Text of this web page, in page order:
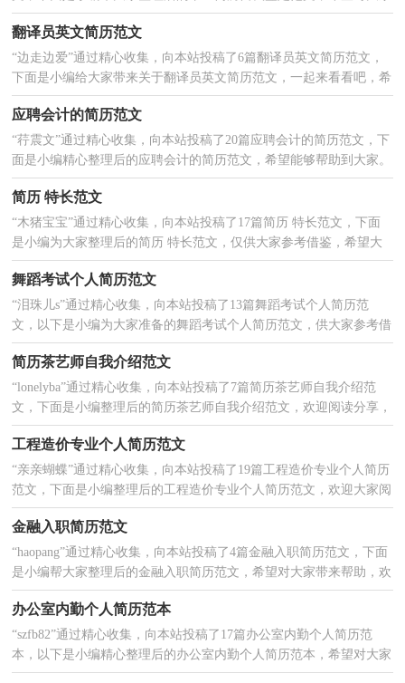
的学习与工作有所帮助。篇1：警校毕业简历自我鉴定...
翻译员英文简历范文
2025-01-30
“边走边爱”通过精心收集，向本站投稿了6篇翻译员英文简历范文，
下面是小编给大家带来关于翻译员英文简历范文，一起来看看吧，希
望对您有所帮助。篇1：翻译员英文简历 翻译员英文简...
应聘会计的简历范文
2025-01-29
“荇震文”通过精心收集，向本站投稿了20篇应聘会计的简历范文，下
面是小编精心整理后的应聘会计的简历范文，希望能够帮助到大家。
篇1：会计简历应聘 yjbys女，37岁学历：大专期望工资：3...
简历 特长范文
2025-01-28
“木猪宝宝”通过精心收集，向本站投稿了17篇简历 特长范文，下面
是小编为大家整理后的简历 特长范文，仅供大家参考借鉴，希望大
家喜欢，并能积极分享!篇1：简历如何写特长 如果是求职...
舞蹈考试个人简历范文
2025-01-28
“泪珠儿s”通过精心收集，向本站投稿了13篇舞蹈考试个人简历范
文，以下是小编为大家准备的舞蹈考试个人简历范文，供大家参考借
鉴，希望可以帮助到有需要的朋友。篇1：舞蹈个人简历 x...
简历茶艺师自我介绍范文
2025-01-28
“lonelyba”通过精心收集，向本站投稿了7篇简历茶艺师自我介绍范
文，下面是小编整理后的简历茶艺师自我介绍范文，欢迎阅读分享，
希望对大家有所帮助。篇1：茶艺师自我介绍 茶艺师自...
工程造价专业个人简历范文
2025-01-28
“亲亲蝴蝶”通过精心收集，向本站投稿了19篇工程造价专业个人简历
范文，下面是小编整理后的工程造价专业个人简历范文，欢迎大家阅
读分享借鉴，欢迎大家分享。篇1：工程造价专业个人...
金融入职简历范文
2025-01-27
“haopang”通过精心收集，向本站投稿了4篇金融入职简历范文，下面
是小编帮大家整理后的金融入职简历范文，希望对大家带来帮助，欢
迎大家分享。篇1：钣金技术求职简历 推荐内容：电声技...
办公室内勤个人简历范本
2025-01-26
“szfb82”通过精心收集，向本站投稿了17篇办公室内勤个人简历范
本，以下是小编精心整理后的办公室内勤个人简历范本，希望对大家
有所帮助。篇1：办公室内勤个人简历范本 基本资料姓...